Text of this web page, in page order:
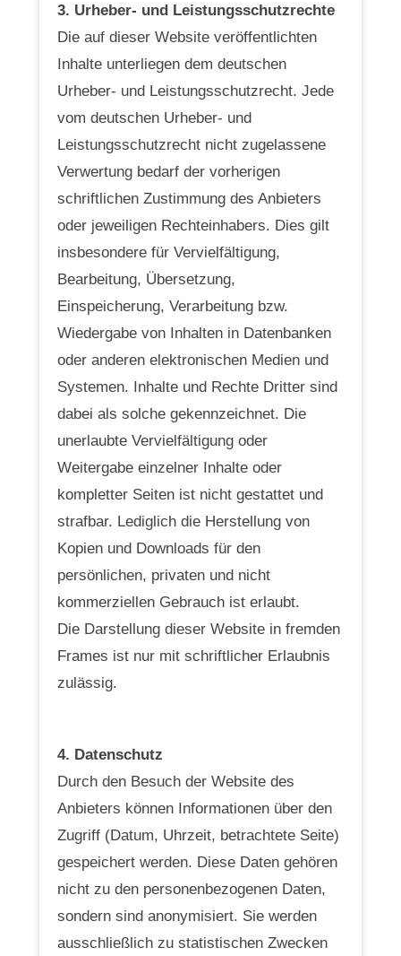
3. Urheber- und Leistungsschutzrechte
Die auf dieser Website veröffentlichten
Inhalte unterliegen dem deutschen
Urheber- und Leistungsschutzrecht. Jede
vom deutschen Urheber- und
Leistungsschutzrecht nicht zugelassene
Verwertung bedarf der vorherigen
schriftlichen Zustimmung des Anbieters
oder jeweiligen Rechteinhabers. Dies gilt
insbesondere für Vervielfältigung,
Bearbeitung, Übersetzung,
Einspeicherung, Verarbeitung bzw.
Wiedergabe von Inhalten in Datenbanken
oder anderen elektronischen Medien und
Systemen. Inhalte und Rechte Dritter sind
dabei als solche gekennzeichnet. Die
unerlaubte Vervielfältigung oder
Weitergabe einzelner Inhalte oder
kompletter Seiten ist nicht gestattet und
strafbar. Lediglich die Herstellung von
Kopien und Downloads für den
persönlichen, privaten und nicht
kommerziellen Gebrauch ist erlaubt.
Die Darstellung dieser Website in fremden
Frames ist nur mit schriftlicher Erlaubnis
zulässig.
4. Datenschutz
Durch den Besuch der Website des
Anbieters können Informationen über den
Zugriff (Datum, Uhrzeit, betrachtete Seite)
gespeichert werden. Diese Daten gehören
nicht zu den personenbezogenen Daten,
sondern sind anonymisiert. Sie werden
ausschließlich zu statistischen Zwecken